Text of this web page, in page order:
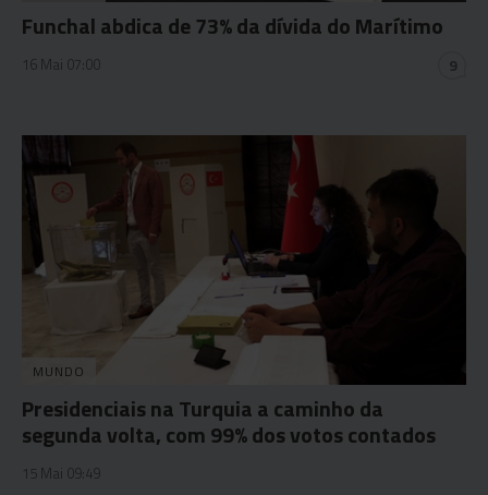
Funchal abdica de 73% da dívida do Marítimo
16 Mai 07:00 9
MUNDO
Presidenciais na Turquia a caminho da
segunda volta, com 99% dos votos contados
15 Mai 09:49